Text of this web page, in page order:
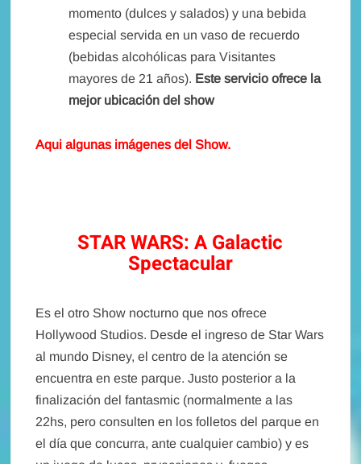
momento (dulces y salados) y una bebida
especial servida en un vaso de recuerdo
(bebidas alcohólicas para Visitantes
mayores de 21 años). Este servicio ofrece la
mejor ubicación del show
Aqui algunas imágenes del Show.
STAR WARS: A Galactic
Spectacular
Es el otro Show nocturno que nos ofrece
Hollywood Studios. Desde el ingreso de Star Wars
al mundo Disney, el centro de la atención se
encuentra en este parque. Justo posterior a la
finalización del fantasmic (normalmente a las
22hs, pero consulten en los folletos del parque en
el día que concurra, ante cualquier cambio) y es